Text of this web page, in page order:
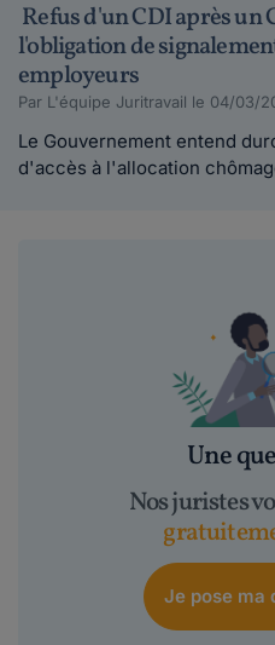
Refus d'un CDI après un
l'obligation de
employeurs
Par L'équipe Juritravail le 04/03/
Le Gouvernement entend
d'accès à l'allocation
Une
Nos juristes
Je pose ma